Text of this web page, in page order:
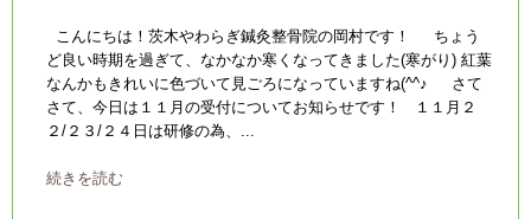
こんにちは！茨木やわらぎ鍼灸整骨院の岡村です！ ちょう
ど良い時期を過ぎて、なかなか寒くなってきました(寒がり) 紅葉
なんかもきれいに色づいて見ごろになっていますね(^^♪ さて
さて、今日は１１月の受付についてお知らせです！ １１月２
２/２３/２４日は研修の為、...
続きを読む